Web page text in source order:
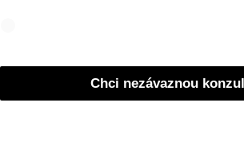
Chci nezávaznou